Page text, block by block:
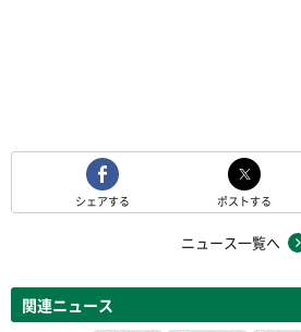
シェアする ポストする
ニュース一覧へ
関連ニュース